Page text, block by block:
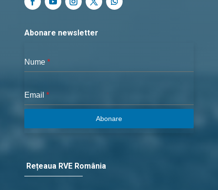
Abonare newsletter
Nume *
Email *
Abonare
Rețeaua RVE România